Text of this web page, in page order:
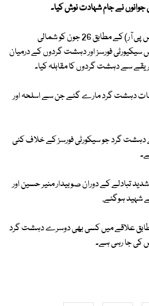
جوانوں نے جام شہادت نوش کیا۔
پاک فوج کے شعبہ تعلقات عامہ (آئی ایس پی آر) کے مطابق 26 جون کو شمالی
فورسز اور دہشت گردوں کے درمیان
طریقے سے دہشت گردوں کا مقابلہ کیا۔
سات دہشت گرد مارے گئے جن سے اسلحہ اور
دہشت گرد جو سیکورٹی فورسز کے خلاف کئی
تبادلے کے دوران صوبیدار منیر حسین اور
شہید ہوگئے.
علاقے میں کسی بھی دوسرے دہشت گرد
کی جا رہی ہے۔